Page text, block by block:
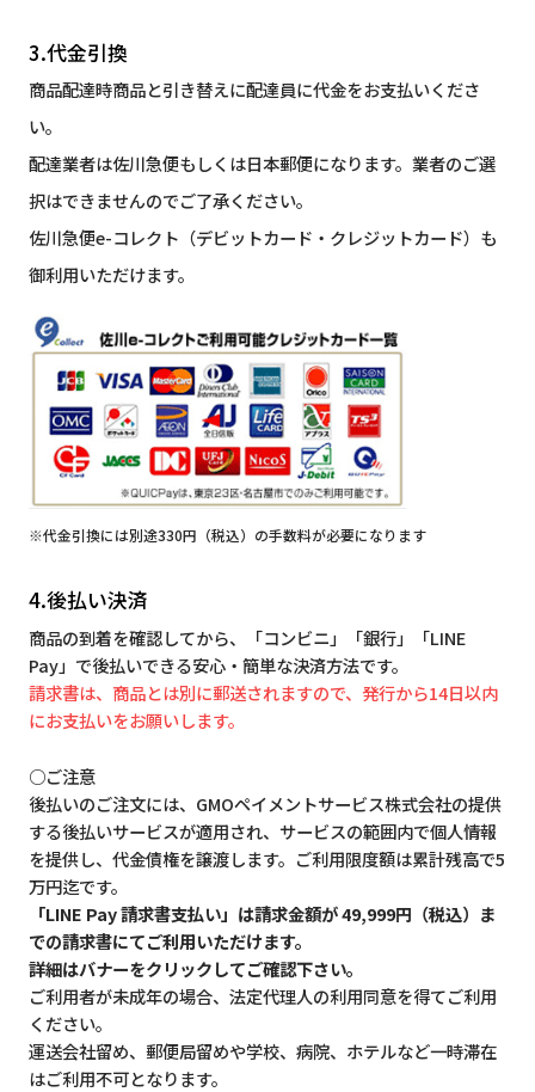
3.代金引換
商品配達時商品と引き替えに配達員に代金をお支払いくださ
い。
配達業者は佐川急便もしくは日本郵便になります。業者のご選
択はできませんのでご了承ください。
佐川急便e-コレクト（デビットカード・クレジットカード）も
御利用いただけます。
※代金引換には別途330円（税込）の手数料が必要になります
4.後払い決済
商品の到着を確認してから、「コンビニ」「銀行」「LINE
Pay」で後払いできる安心・簡単な決済方法です。
請求書は、商品とは別に郵送されますので、発行から14日以内
にお支払いをお願いします。
○ご注意
後払いのご注文には、GMOペイメントサービス株式会社の提供
する後払いサービスが適用され、サービスの範囲内で個人情報
を提供し、代金債権を譲渡します。ご利用限度額は累計残高で5
万円迄です。
「LINE Pay 請求書支払い」は請求金額が 49,999円（税込）ま
での請求書にてご利用いただけます。
詳細はバナーをクリックしてご確認下さい。
ご利用者が未成年の場合、法定代理人の利用同意を得てご利用
ください。
運送会社留め、郵便局留めや学校、病院、ホテルなど一時滞在
はご利用不可となります。